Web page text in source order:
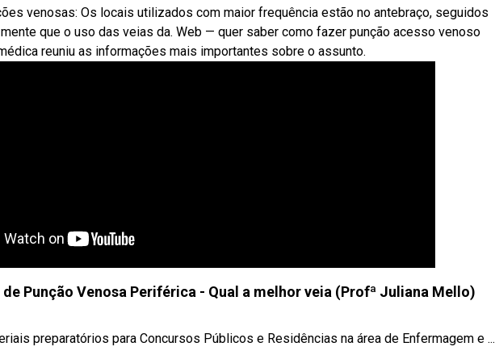
venosas: Os locais utilizados com maior frequência estão no antebraço, seguidos
que o uso das veias da. Web — quer saber como fazer punção acesso venoso
reuniu as informações mais importantes sobre o assunto.
Punção Venosa Periférica - Qual a melhor veia (Profª Juliana Mello)
preparatórios para Concursos Públicos e Residências na área de Enfermagem e ...